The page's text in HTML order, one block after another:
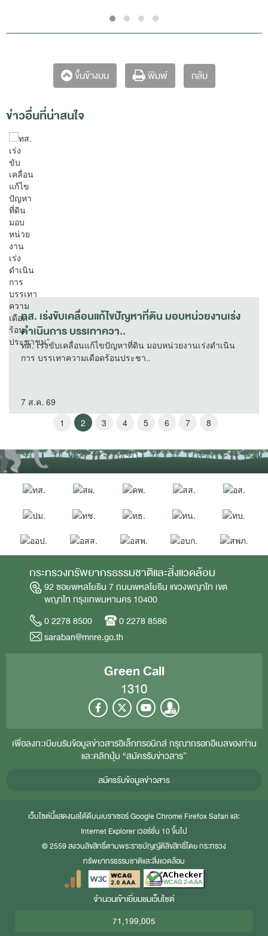
ขึ้นข้างบน พิมพ์ กลับ
ข่าวอื่นที่น่าสนใจ
ทส. เร่งขับเคลื่อนแก้ไขปัญหาที่ดิน มอบหน่วยงานเร่ง
ดำเนินการ บรรเทาควา..
ทส. เร่งขับเคลื่อนแก้ไขปัญหาที่ดิน มอบหน่วยงานเร่งดำเนิน
การ บรรเทาความเดือดร้อนประชา..
7 ส.ค. 69
1
2 3 4 5 6 7 8
กระทรวงทรัพยากรธรรมชาติและสิ่งแวดล้อม
92 ซอยพหลโยธิน 7 ถนนพหลโยธิน แขวงพญาไท เขต
พญาไท กรุงเทพมหานคร 10400
0 2278 8500
0 2278 8586
saraban@mnre.go.th
Green Call
1310
เพื่อลงทะเบียนรับข้อมูลข่าวสารอิเล็กทรอนิกส์ กรุณากรอกอีเมลของท่าน
และคลิกปุ่ม “สมัครรับข่าวสาร”
สมัครรับข้อมูลข่าวสาร
เว็บไซต์นี้แสดงผลได้ดีบนเบราเซอร์Google Chrome FirefoxSafari และ
Internet Explorer เวอร์ชั่น 10 ขึ้นไป
© 2559 สงวนลิขสิทธิ์ตามพระราชบัญญัติลิขสิทธิ์โดย กระทรวง
ทรัพยากรธรรมชาติและสิ่งแวดล้อม
จำนวนเข้าเยี่ยมชมเว็บไซต์
71,199,005